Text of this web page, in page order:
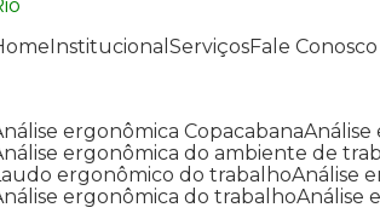
Home Institucional Serviços Fale Conosco
Análise ergonômica Copacabana
Análise ergonômica do ambiente de
Laudo ergonômico do trabalho Análise
Análise ergonômica do trabalho